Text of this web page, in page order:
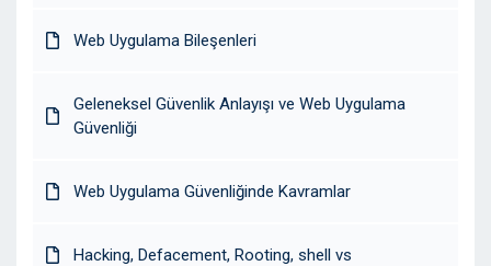
Web Uygulama Bileşenleri
Geleneksel Güvenlik Anlayışı ve Web Uygulama
Güvenliği
Web Uygulama Güvenliğinde Kavramlar
Hacking, Defacement, Rooting, shell vs